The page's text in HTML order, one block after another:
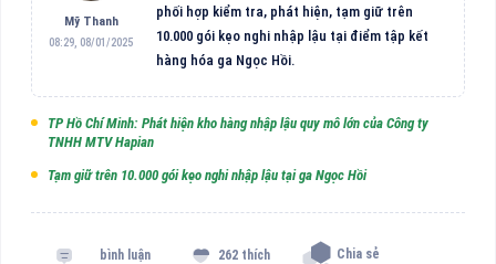
Mỹ Thanh
08:29, 08/01/2025
phối hợp kiểm tra, phát hiện, tạm giữ trên
10.000 gói kẹo nghi nhập lậu tại điểm tập kết
hàng hóa ga Ngọc Hồi.
TP Hồ Chí Minh: Phát hiện kho hàng nhập lậu quy mô lớn của Công ty
TNHH MTV Hapian
Tạm giữ trên 10.000 gói kẹo nghi nhập lậu tại ga Ngọc Hồi
bình luận 262 thích Chia sẻ